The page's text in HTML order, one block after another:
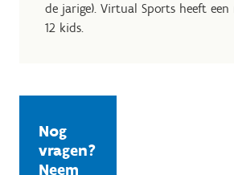
de jarige). Virtual Sports heeft
12 kids.
Nog
vragen?
Neem